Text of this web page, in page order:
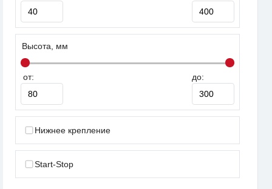
Высота, мм
от: до:
Нижнее крепление
Start-Stop